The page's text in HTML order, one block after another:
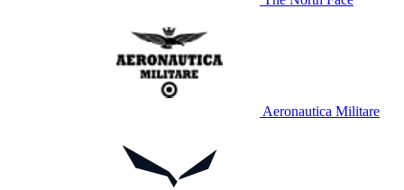
Aeronautica Militare